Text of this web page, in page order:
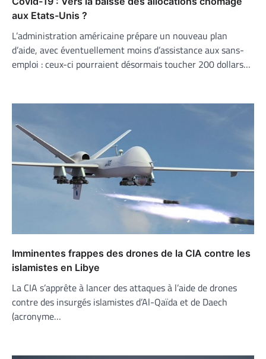
aux Etats-Unis ?
L’administration américaine prépare un nouveau plan
d’aide, avec éventuellement moins d’assistance aux sans-
emploi : ceux-ci pourraient désormais toucher 200 dollars…
Imminentes frappes des drones de la CIA contre les
islamistes en Libye
La CIA s’apprête à lancer des attaques à l’aide de drones
contre des insurgés islamistes d’Al-Qaïda et de Daech
(acronyme…